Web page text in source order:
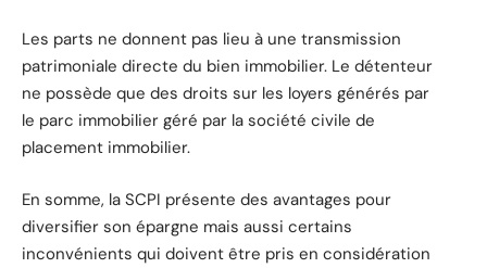
Les parts ne donnent pas lieu à une transmission
patrimoniale directe du bien immobilier. Le détenteur
ne possède que des droits sur les loyers générés par
le parc immobilier géré par la société civile de
placement immobilier.
En somme, la SCPI présente des avantages pour
diversifier son épargne mais aussi certains
inconvénients qui doivent être pris en considération